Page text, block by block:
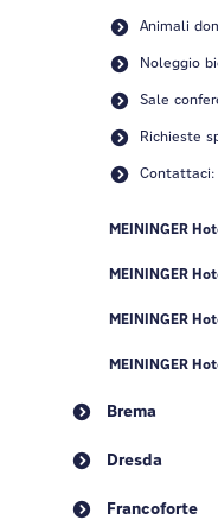
Animali
Noleggio
Sale
Richieste
Contattaci:
MEININGER
MEININGER
MEININGER
MEININGER
Brema
Dresda
Francoforte